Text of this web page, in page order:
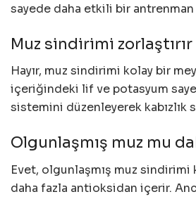
sayede daha etkili bir antrenman
Muz sindirimi zorlaştırır
Hayır, muz sindirimi kolay bir
içeriğindeki lif ve potasyum
sistemini düzenleyerek kabızlık
Olgunlaşmış muz mu
Evet, olgunlaşmış muz sindirimi
daha fazla antioksidan içerir.